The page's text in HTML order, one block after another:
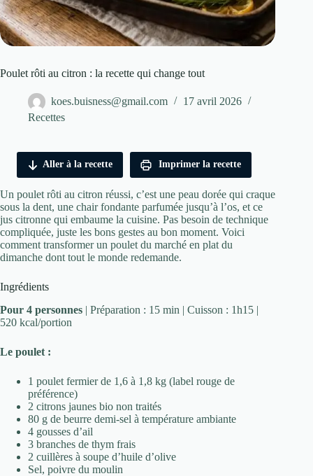
Poulet rôti au citron : la recette qui change tout
koes.buisness@gmail.com
17 avril 2026
Recettes
Aller à la recette Imprimer la recette
Un poulet rôti au citron réussi, c’est une peau dorée qui craque
sous la dent, une chair fondante parfumée jusqu’à l’os, et ce
jus citronne qui embaume la cuisine. Pas besoin de technique
compliquée, juste les bons gestes au bon moment. Voici
comment transformer un poulet du marché en plat du
dimanche dont tout le monde redemande.
Ingrédients
Pour 4 personnes | Préparation : 15 min | Cuisson : 1h15 |
520 kcal/portion
Le poulet :
1 poulet fermier de 1,6 à 1,8 kg (label rouge de
préférence)
2 citrons jaunes bio non traités
80 g de beurre demi-sel à température ambiante
4 gousses d’ail
3 branches de thym frais
2 cuillères à soupe d’huile d’olive
Sel, poivre du moulin